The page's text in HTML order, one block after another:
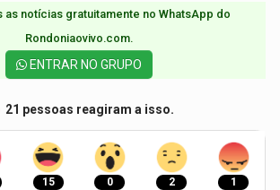
as notícias gratuitamente no WhatsApp do
Rondoniaovivo.com.​
ENTRAR NO GRUPO
21 pessoas reagiram a isso.
15 0 2 1